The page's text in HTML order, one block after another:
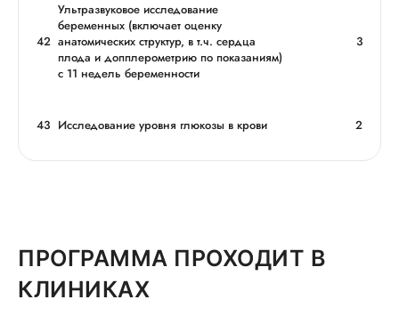
42
Ультразвуковое исследование
беременных (включает оценку
анатомических структур, в т.ч. сердца
плода и допплерометрию по показаниям)
с 11 недель беременности
3
43 Исследование уровня глюкозы в крови 2
ПРОГРАММА ПРОХОДИТ В
КЛИНИКАХ